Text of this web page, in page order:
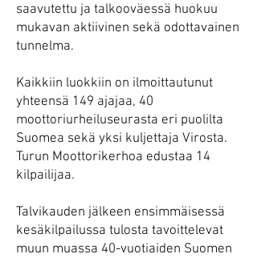
saavutettu ja talkooväessä huokuu
mukavan aktiivinen sekä odottavainen
tunnelma.
Kaikkiin luokkiin on ilmoittautunut
yhteensä 149 ajajaa, 40
moottoriurheiluseurasta eri puolilta
Suomea sekä yksi kuljettaja Virosta.
Turun Moottorikerhoa edustaa 14
kilpailijaa.
Talvikauden jälkeen ensimmäisessä
kesäkilpailussa tulosta tavoittelevat
muun muassa 40-vuotiaiden Suomen